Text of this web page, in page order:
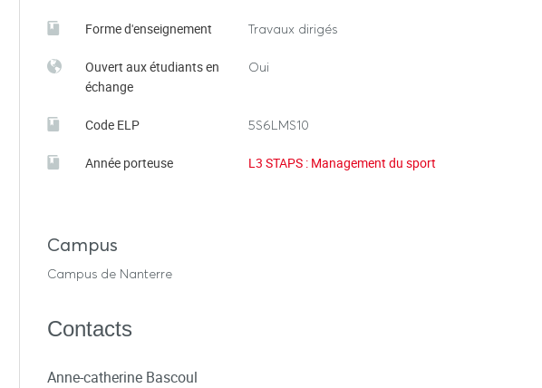
Forme d'enseignement Travaux dirigés
Ouvert aux étudiants en
échange
Oui
Code ELP 5S6LMS10
Année porteuse L3 STAPS : Management du sport
Campus
Campus de Nanterre
Contacts
Anne-catherine Bascoul